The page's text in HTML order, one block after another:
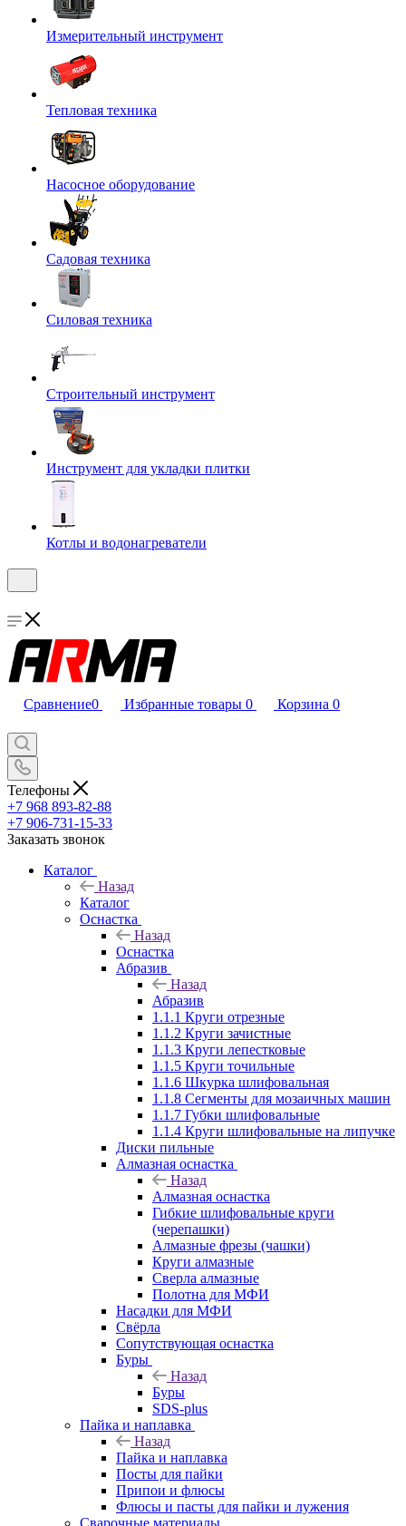
Измерительный инструмент
Тепловая техника
Насосное оборудование
Садовая техника
Силовая техника
Строительный инструмент
Инструмент для укладки плитки
Котлы и водонагреватели
Сравнение0 Избранные товары 0 Корзина 0
Телефоны
+7 968 893-82-88
+7 906-731-15-33
Заказать звонок
Каталог
Назад
Каталог
Оснастка
Назад
Оснастка
Абразив
Назад
Абразив
1.1.1 Круги отрезные
1.1.2 Круги зачистные
1.1.3 Круги лепестковые
1.1.5 Круги точильные
1.1.6 Шкурка шлифовальная
1.1.8 Сегменты для мозаичных машин
1.1.7 Губки шлифовальные
1.1.4 Круги шлифовальные на липучке
Диски пильные
Алмазная оснастка
Назад
Алмазная оснастка
Гибкие шлифовальные круги
(черепашки)
Алмазные фрезы (чашки)
Круги алмазные
Сверла алмазные
Полотна для МФИ
Насадки для МФИ
Свёрла
Сопутствующая оснастка
Буры
Назад
Буры
SDS-plus
Пайка и наплавка
Назад
Пайка и наплавка
Посты для пайки
Припои и флюсы
Флюсы и пасты для пайки и лужения
Сварочные материалы